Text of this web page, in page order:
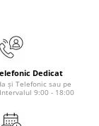
Dedicat
și Telefonic sau pe
9:00 - 18:00